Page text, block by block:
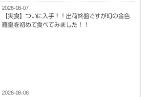
2026-08-07
【実食】ついに入手！！出荷終盤ですが幻の金色
羅皇を初めて食べてみました！！
2026-08-06